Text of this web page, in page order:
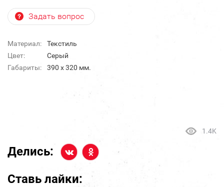
Задать вопрос
Материал:
Текстиль
Цвет:
Серый
Габариты:
390 x 320 мм.
1.4K
Делись:
Ставь лайки: